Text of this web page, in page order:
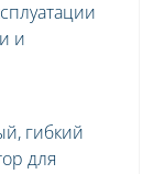
и
гибкий
для